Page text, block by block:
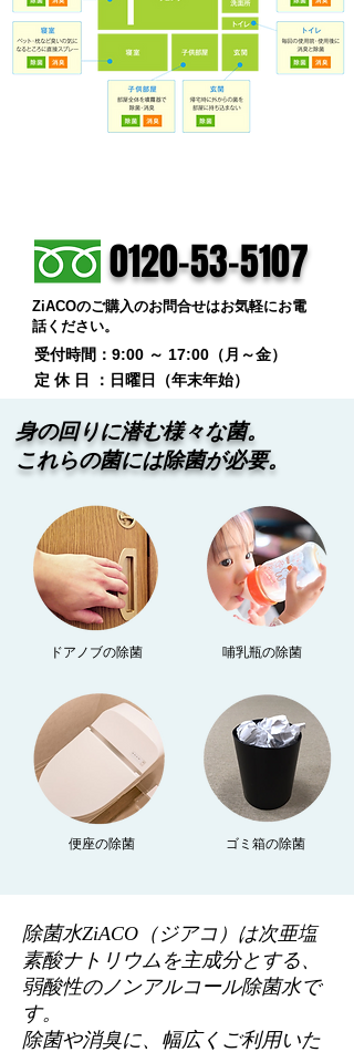
0120-53-5107
ZiACOのご購入のお問合せはお気軽にお電
話ください。
​受付時間：9:00 ～ 17:00（月～金）
​定 休 日 ：日曜日（年末年始）
​なぜ今、
ノンルコールなのか？
​身の回りに潜む様々な菌。
これらの菌には除菌が必要。
ドアノブの除菌 ​哺乳瓶の除菌
​便座の除菌 ​ゴミ箱の除菌
除菌水ZiACO（ジアコ）は次亜塩
素酸ナトリウムを主成分とする、
弱酸性のノンアルコール除菌水で
す。
除菌や消臭に、幅広くご利用いた